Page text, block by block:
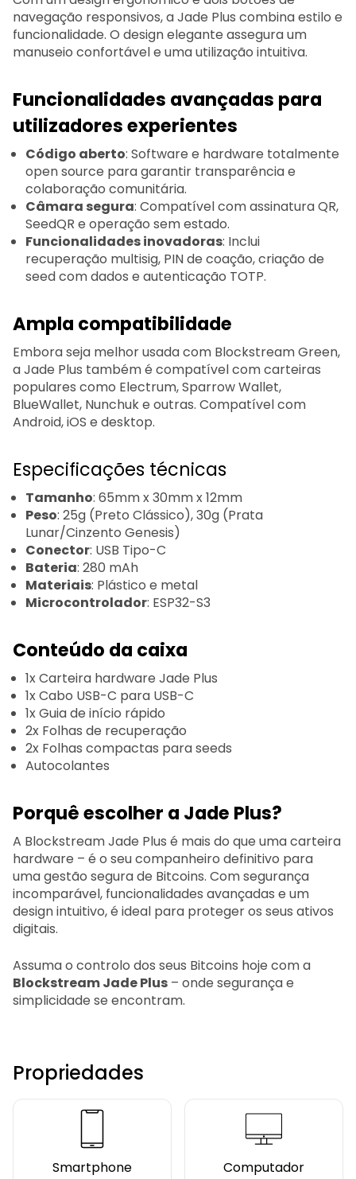
navegação responsivos, a Jade Plus combina estilo e
funcionalidade. O design elegante assegura um
manuseio confortável e uma utilização intuitiva.
Funcionalidades avançadas para
utilizadores experientes
Código aberto: Software e hardware totalmente
open source para garantir transparência e
colaboração comunitária.
Câmara segura: Compatível com assinatura QR,
SeedQR e operação sem estado.
Funcionalidades inovadoras: Inclui
recuperação multisig, PIN de coação, criação de
seed com dados e autenticação TOTP.
Ampla compatibilidade
Embora seja melhor usada com Blockstream Green,
a Jade Plus também é compatível com carteiras
populares como Electrum, Sparrow Wallet,
BlueWallet, Nunchuk e outras. Compatível com
Android, iOS e desktop.
Especificações técnicas
Tamanho: 65mm x 30mm x 12mm
Peso: 25g (Preto Clássico), 30g (Prata
Lunar/Cinzento Genesis)
Conector: USB Tipo-C
Bateria: 280 mAh
Materiais: Plástico e metal
Microcontrolador: ESP32-S3
Conteúdo da caixa
1x Carteira hardware Jade Plus
1x Cabo USB-C para USB-C
1x Guia de início rápido
2x Folhas de recuperação
2x Folhas compactas para seeds
Autocolantes
Porquê escolher a Jade Plus?
A Blockstream Jade Plus é mais do que uma carteira
hardware – é o seu companheiro definitivo para
uma gestão segura de Bitcoins. Com segurança
incomparável, funcionalidades avançadas e um
design intuitivo, é ideal para proteger os seus ativos
digitais.
Assuma o controlo dos seus Bitcoins hoje com a
Blockstream Jade Plus – onde segurança e
simplicidade se encontram.
Propriedades
Smartphone
Computador